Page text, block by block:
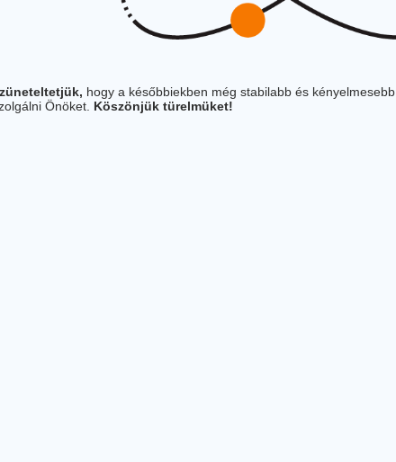
hogy a későbbiekben még stabilabb és kényelmesebb
Önöket. Köszönjük türelmüket!